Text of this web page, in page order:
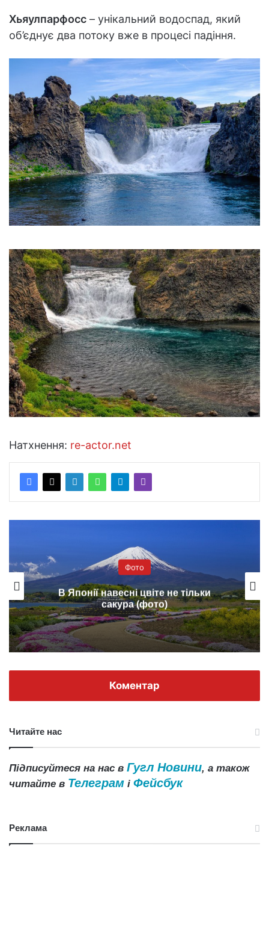
Хьяулпарфосс – унікальний водоспад, який
об’єднує два потоку вже в процесі падіння.
Натхнення: re-actor.net
Фото
В Японії навесні цвіте не тільки
сакура (фото)
Коментар
Читайте нас
Підписуйтеся на нас в Гугл Новини, а також
читайте в Телеграм і Фейсбук
Реклама